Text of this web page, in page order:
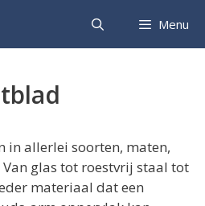
Menu
in allerlei soorten, maten,
glas tot roestvrij staal tot
materiaal dat een